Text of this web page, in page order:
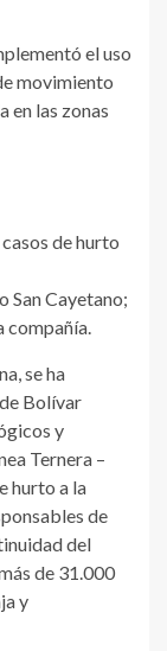
el uso
movimiento
en las zonas
de hurto
San Cayetano;
compañía.
se ha
Bolívar
y
Ternera –
hurto a la
de
del
de 31.000
y